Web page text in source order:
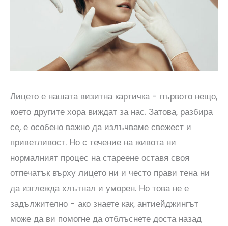
Лицето е нашата визитна картичка - първото нещо,
което другите хора виждат за нас. Затова, разбира
се, е особено важно да излъчваме свежест и
приветливост. Но с течение на живота ни
нормалният процес на стареене оставя своя
отпечатък върху лицето ни и често прави тена ни
да изглежда хлътнал и уморен. Но това не е
задължително - ако знаете как, антиейджингът
може да ви помогне да отблъснете доста назад